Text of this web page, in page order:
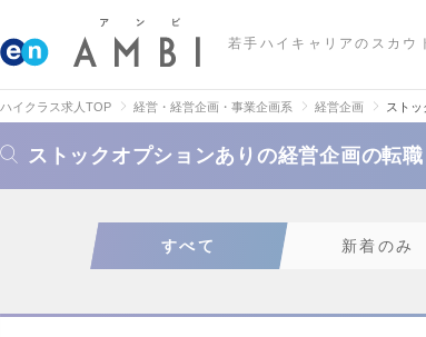
若手ハイキャリアのスカウ
ハイクラス求人TOP 経営・経営企画・事業企画系 経営企画 スト
ストックオプションありの経営企画の転
すべて 新着のみ